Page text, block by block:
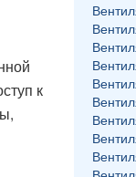
к